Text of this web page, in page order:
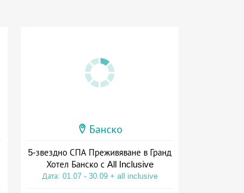
Банско
5-звездно СПА Преживяване в Гранд
Хотел Банско с All Inclusive
Дата: 01.07 - 30.09 + all inclusive